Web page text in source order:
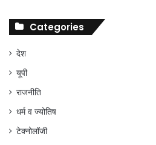
Categories
देश
यूपी
राजनीति
धर्म व ज्योतिष
टेक्नोलॉजी